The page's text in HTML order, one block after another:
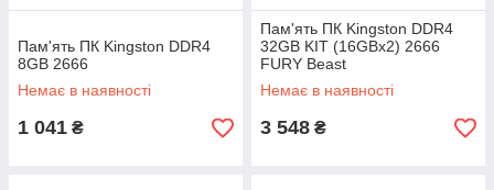
Пам'ять ПК Kingston DDR4
8GB 2666
Немає в наявності
1 041 ₴
Пам'ять ПК Kingston DDR4
32GB KIT (16GBx2) 2666
FURY Beast
Немає в наявності
3 548 ₴